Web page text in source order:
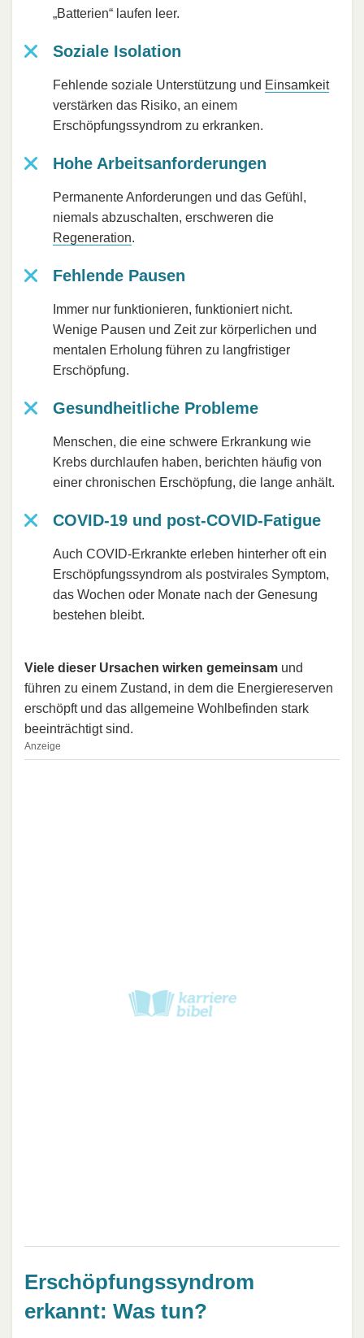
„Batterien“ laufen leer.
Soziale Isolation
Fehlende soziale Unterstützung und Einsamkeit
verstärken das Risiko, an einem
Erschöpfungssyndrom zu erkranken.
Hohe Arbeitsanforderungen
Permanente Anforderungen und das Gefühl,
niemals abzuschalten, erschweren die
Regeneration.
Fehlende Pausen
Immer nur funktionieren, funktioniert nicht.
Wenige Pausen und Zeit zur körperlichen und
mentalen Erholung führen zu langfristiger
Erschöpfung.
Gesundheitliche Probleme
Menschen, die eine schwere Erkrankung wie
Krebs durchlaufen haben, berichten häufig von
einer chronischen Erschöpfung, die lange anhält.
COVID-19 und post-COVID-Fatigue
Auch COVID-Erkrankte erleben hinterher oft ein
Erschöpfungssyndrom als postvirales Symptom,
das Wochen oder Monate nach der Genesung
bestehen bleibt.
Viele dieser Ursachen wirken gemeinsam und
führen zu einem Zustand, in dem die Energiereserven
erschöpft und das allgemeine Wohlbefinden stark
beeinträchtigt sind.
Anzeige
Erschöpfungssyndrom
erkannt: Was tun?